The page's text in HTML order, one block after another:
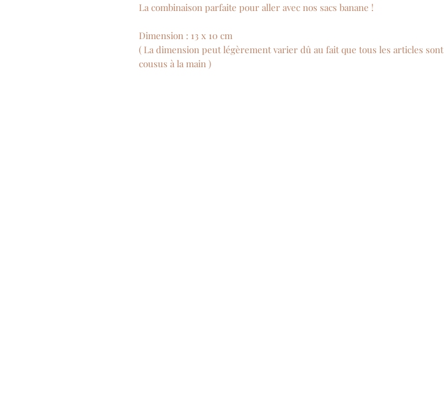
La combinaison parfaite pour aller avec nos sacs banane !
Dimension : 13 x 10 cm
( La dimension peut légèrement varier dû au fait que tous les articles sont
cousus à la main )